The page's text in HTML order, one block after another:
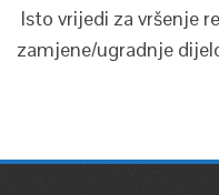
Isto vrijedi za vršenje
zamjene/ugradnje